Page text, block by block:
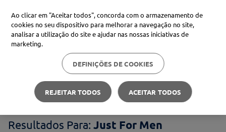
Procure no Marketplace Médis
Pesquisas mais comuns
xiaomi
3º now
Just For Men
Just For Men
Ao clicar em "Aceitar todos", concorda com o armazenamento de
cookies no seu dispositivo para melhorar a navegação no site,
analisar a utilização do site e ajudar nas nossas iniciativas de
marketing.
DEFINIÇÕES DE COOKIES
REJEITAR TODOS ACEITAR TODOS